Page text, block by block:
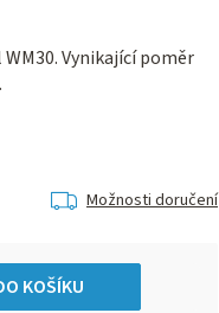
Vynikající poměr
Možnosti doručení
KOŠÍKU